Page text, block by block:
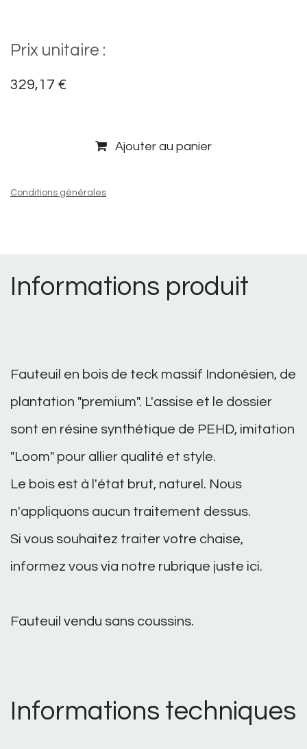
Prix unitaire :
329,17 €
Ajouter au panier
Conditions générales
Informations produit
Fauteuil en bois de teck massif Indonésien, de
plantation "premium". L'assise et le dossier
sont en résine synthétique de PEHD, imitation
"Loom" pour allier qualité et style.
Le bois est à l'état brut, naturel. Nous
n'appliquons aucun traitement dessus.
Si vous souhaitez traiter votre chaise,
informez vous via notre rubrique juste ici.
Fauteuil vendu sans coussins.
Informations techniques